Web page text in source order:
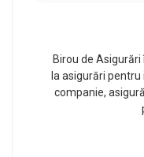
Birou de Asigurări
la asigurări
companie,